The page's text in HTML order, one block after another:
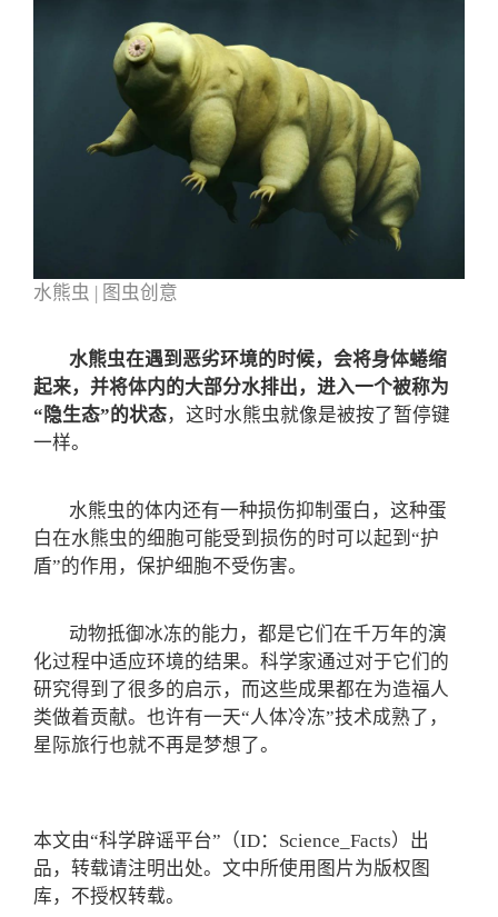
水熊虫 | 图虫创意
水熊虫在遇到恶劣环境的时候，会将身体蜷缩
起来，并将体内的大部分水排出，进入一个被称为
“隐生态”的状态，这时水熊虫就像是被按了暂停键
一样。
水熊虫的体内还有一种损伤抑制蛋白，这种蛋
白在水熊虫的细胞可能受到损伤的时可以起到“护
盾”的作用，保护细胞不受伤害。
动物抵御冰冻的能力，都是它们在千万年的演
化过程中适应环境的结果。科学家通过对于它们的
研究得到了很多的启示，而这些成果都在为造福人
类做着贡献。也许有一天“人体冷冻”技术成熟了，
星际旅行也就不再是梦想了。
本文由“科学辟谣平台”（ID：Science_Facts）出
品，转载请注明出处。文中所使用图片为版权图
库，不授权转载。